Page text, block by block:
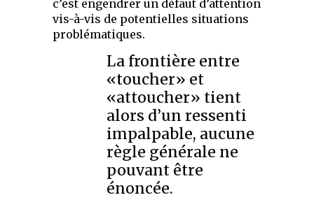
c’est engendrer un défaut d’attention
vis-à-vis de potentielles situations
problématiques.
La frontière entre
«toucher» et
«attoucher» tient
alors d’un ressenti
impalpable, aucune
règle générale ne
pouvant être
énoncée.